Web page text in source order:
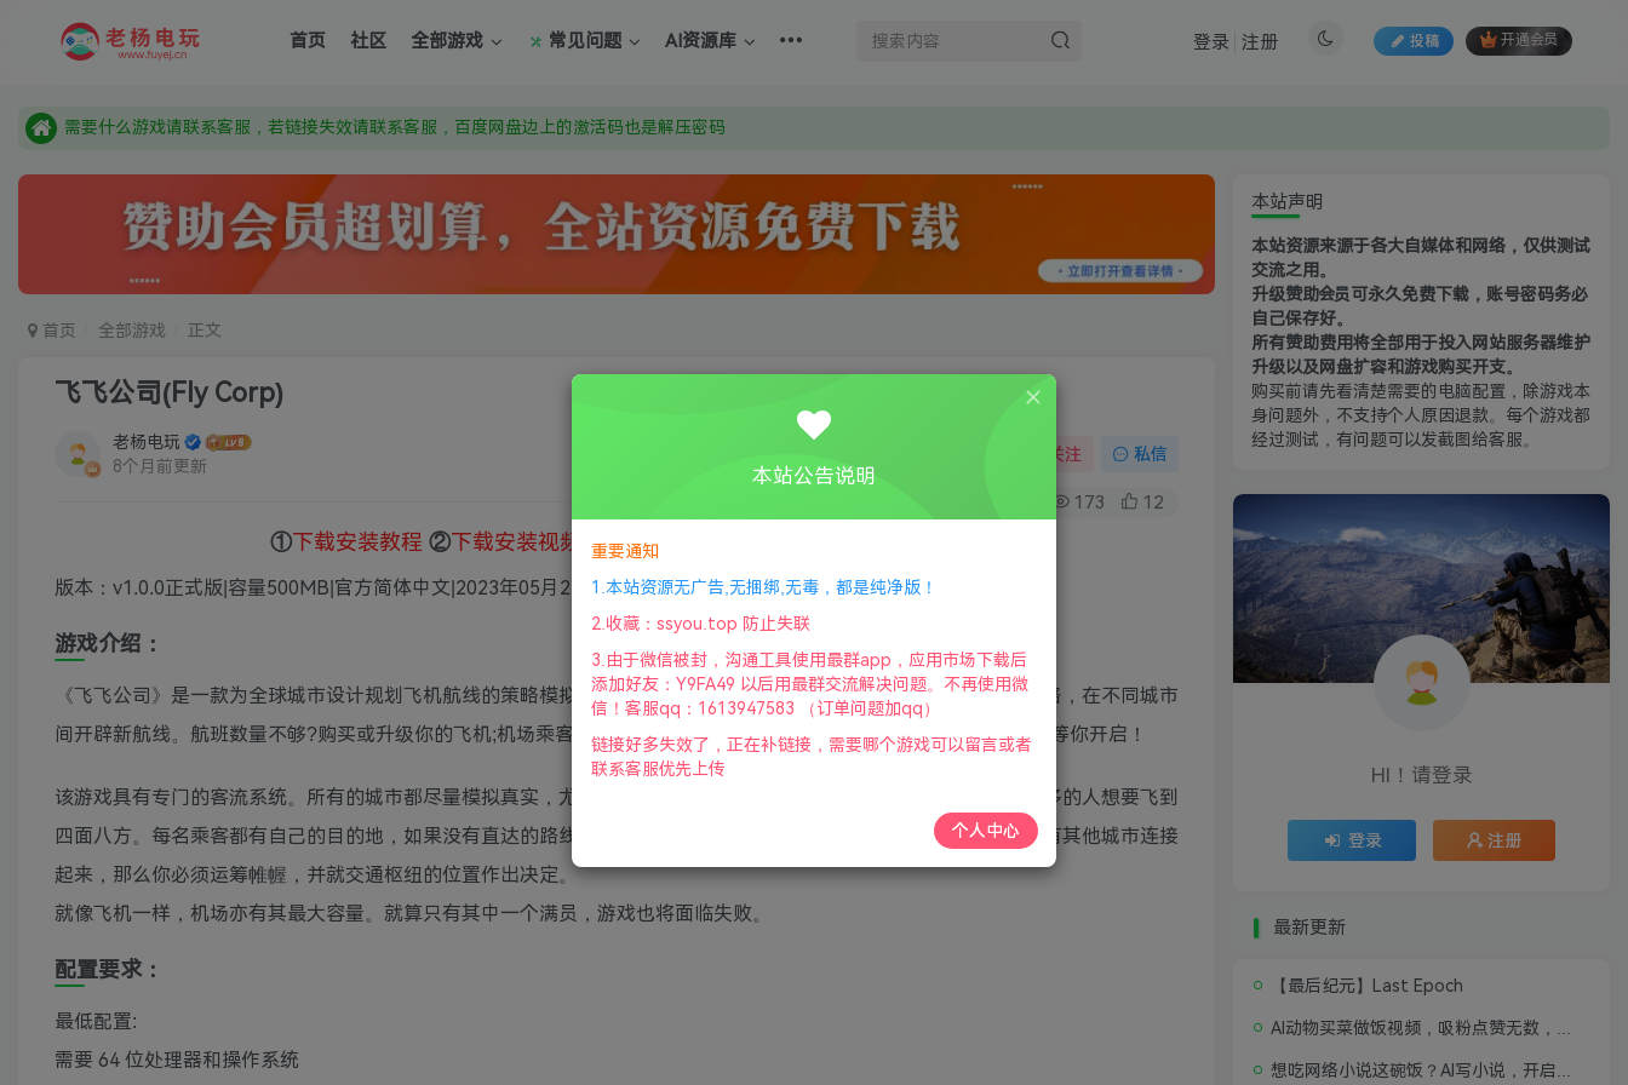
首页 社区 全部游戏 常见问题 AI资源库 投稿 开通会员
登录 注册
由于微信被封，沟通工具使用最群app，应用市场下载后添加好友：Y9FA49 以后用最群交流解决问题。不再使用微信！
本站资源来自网络搜集，如有侵权，请联系删除：fuyej@qq.com 附上证书和内容链接
由于微信被封，沟通工具使用最群app，应用市场下载后添加好友：Y9FA49 以后用最群交流解决问题。不再使用微信！
需要什么游戏请联系客服，若链接失效请联系客服，百度网盘边上的激活码也是解压密码
首页 全部游戏 正文
飞飞公司(Fly Corp)
老杨电玩
8个月前更新
关注 私信
173 12
①下载安装教程 ②下载安装视频教程 ③
版本：v1.0.0正式版|容量500MB|官方简体中文|2023年05月23号更新
游戏介绍：
《飞飞公司》是一款为全球城市设计规划飞机航线的策略模拟游戏，你可以在全球各地发展你自己的空中交通运输网络，在不同城市
间开辟新航线。航班数量不够?购买或升级你的飞机;机场乘客爆满?扩充机场的容量！还有更多的随机事件和游戏模式等你开启！
该游戏具有专门的客流系统。所有的城市都尽量模拟真实，尤其是它们的人口变化。某个城市的人口越多，就会有越多的人想要飞到
四面八方。每名乘客都有自己的目的地，如果没有直达的路线，他们会转机飞行。如果你没有的资金将每个城市与所有其他城市连接
起来，那么你必须运筹帷幄，并就交通枢纽的位置作出决定。
就像飞机一样，机场亦有其最大容量。就算只有其中一个满员，游戏也将面临失败。
配置要求：
最低配置:
需要 64 位处理器和操作系统
本站声明
本站资源来源于各大自媒体和网络，仅供测试
交流之用。
升级赞助会员可永久免费下载，账号密码务必
自己保存好。
所有赞助费用将全部用于投入网站服务器维护
升级以及网盘扩容和游戏购买开支。
购买前请先看清楚需要的电脑配置，除游戏本
身问题外，不支持个人原因退款。每个游戏都
经过测试，有问题可以发截图给客服。
HI！请登录
登录 注册
最新更新
【最后纪元】Last Epoch
本站公告说明
重要通知
1.本站资源无广告,无捆绑,无毒，都是纯净版！
2.收藏：ssyou.top 防止失联
3.由于微信被封，沟通工具使用最群app，应用市场下载后
添加好友：Y9FA49 以后用最群交流解决问题。不再使用微
信！客服qq：1613947583 （订单问题加qq）
链接好多失效了，正在补链接，需要哪个游戏可以留言或者
联系客服优先上传
个人中心